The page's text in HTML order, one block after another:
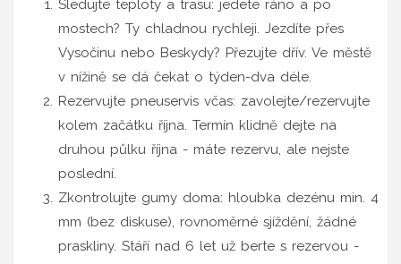
Sledujte teploty a trasu: jedete ráno a po
mostech? Ty chladnou rychleji. Jezdíte přes
Vysočinu nebo Beskydy? Přezujte dřív. Ve městě
v nížině se dá čekat o týden-dva déle.
Rezervujte pneuservis včas: zavolejte/rezervujte
kolem začátku října. Termín klidně dejte na
druhou půlku října - máte rezervu, ale nejste
poslední.
Zkontrolujte gumy doma: hloubka dezénu min. 4
mm (bez diskuse), rovnoměrné sjíždění, žádné
praskliny. Stáří nad 6 let už berte s rezervou -